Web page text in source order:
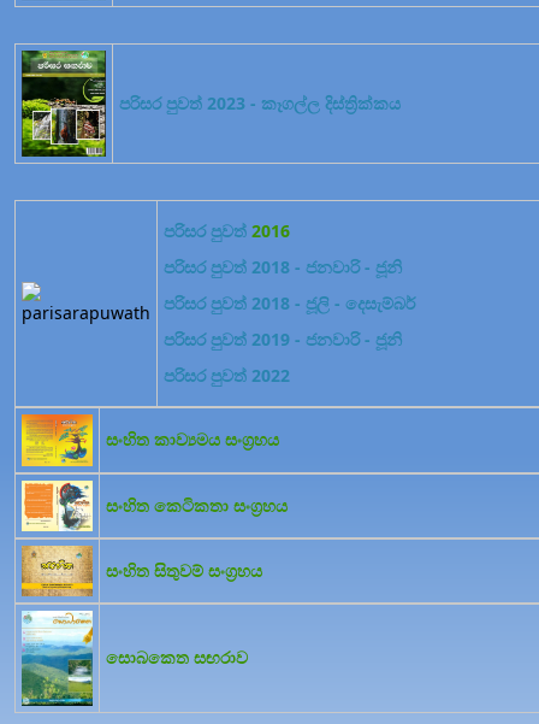
පරිසර පුවත් 2023 - කෑගල්ල දිස්ත්‍රික්කය
පරිසර පුවත් 2016
පරිසර පුවත් 2018 - ජනවාරි - ජූනි
පරිසර පුවත් 2018 - ජූලි - දෙසැම්බර්
පරිසර පුවත් 2019 - ජනවාරි - ජූනි
පරිසර පුවත් 2022
සංහිත කාව්‍යමය සංග්‍රහය
සංහිත කෙටිකතා සංග්‍රහය
සංහිත සිතුවම් සංග්‍රහය
සොබකෙත සඟරාව